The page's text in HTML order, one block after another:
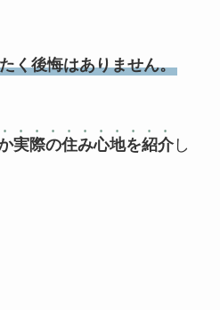
く後悔はありません。
実際の住み心地を紹介し